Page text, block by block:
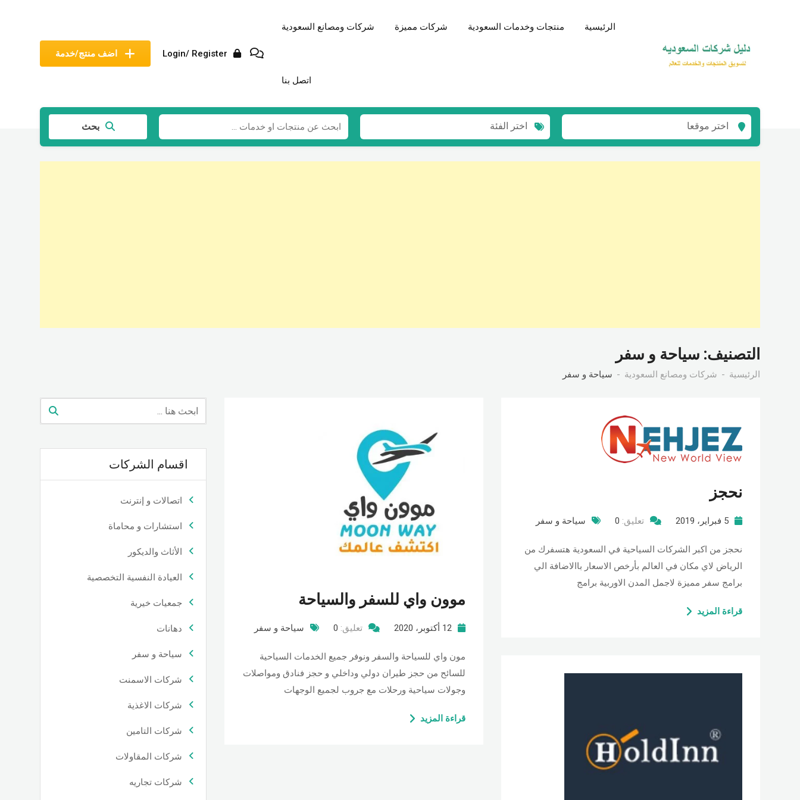
اضف منتج/خدمة
Login/ Register
الرئيسية منتجات وخدمات السعودية شركات مميزة شركات ومصانع السعودية
اتصل بنا
اختر موقعا اختر الفئة بحث
التصنيف: سياحة و سفر
الرئيسية شركات ومصانع السعودية سياحة و سفر
موون واي للسفر والسياحة
12 أكتوبر، 2020 تعليق: 0 سياحة و سفر
مون واي للسياحة والسفر ونوفر جميع الخدمات السياحية
للسائح من حجز طيران دولي وداخلي و حجز فنادق ومواصلات
وجولات سياحية ورحلات مع جروب لجميع الوجهات
قراءة المزيد
نحجز
5 فبراير، 2019 تعليق: 0 سياحة و سفر
نحجز من اكبر الشركات السياحية في السعودية هتسفرك من
الرياض لاي مكان في العالم بأرخص الاسعار باالاضافة الي
برامج سفر مميزة لاجمل المدن الاوربية برامج
قراءة المزيد
اقسام الشركات
اتصالات و إنترنت
استشارات و محاماة
الأثاث والديكور
العيادة النفسية التخصصية
جمعيات خيرية
دهانات
سياحة و سفر
شركات الاسمنت
شركات الاغذية
شركات التامين
شركات المقاولات
شركات تجاريه